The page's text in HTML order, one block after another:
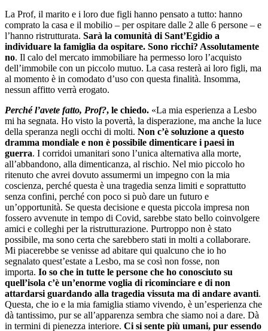
La Prof, il marito e i loro due figli hanno pensato a tutto: hanno
comprato la casa e il mobilio – per ospitare dalle 2 alle 6 persone – e
l’hanno ristrutturata. Sarà la comunità di Sant’Egidio a
individuare la famiglia da ospitare. Sono ricchi? Assolutamente
no. Il calo del mercato immobiliare ha permesso loro l’acquisto
dell’immobile con un piccolo mutuo. La casa resterà ai loro figli, ma
al momento è in comodato d’uso con questa finalità. Insomma,
nessun affitto verrà erogato.
Perché l’avete fatto, Prof?, le chiedo. «La mia esperienza a Lesbo
mi ha segnata. Ho visto la povertà, la disperazione, ma anche la luce
della speranza negli occhi di molti. Non c’è soluzione a questo
dramma mondiale e non è possibile dimenticare i paesi in
guerra. I corridoi umanitari sono l’unica alternativa alla morte,
all’abbandono, alla dimenticanza, al rischio. Nel mio piccolo ho
ritenuto che avrei dovuto assumermi un impegno con la mia
coscienza, perché questa è una tragedia senza limiti e soprattutto
senza confini, perché con poco si può dare un futuro e
un’opportunità. Se questa decisione e questa piccola impresa non
fossero avvenute in tempo di Covid, sarebbe stato bello coinvolgere
amici e colleghi per la ristrutturazione. Purtroppo non è stato
possibile, ma sono certa che sarebbero stati in molti a collaborare.
Mi piacerebbe se venisse ad abitare qui qualcuno che io ho
segnalato quest’estate a Lesbo, ma se così non fosse, non
importa. Io so che in tutte le persone che ho conosciuto su
quell’isola c’è un’enorme voglia di ricominciare e di non
attardarsi guardando alla tragedia vissuta ma di andare avanti.
Questa, che io e la mia famiglia stiamo vivendo, è un’esperienza che
dà tantissimo, pur se all’apparenza sembra che siamo noi a dare. Dà
in termini di pienezza interiore. Ci si sente più umani, pur essendo